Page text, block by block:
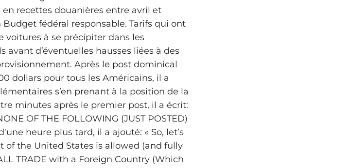
en recettes douanières entre avril et
fédéral responsable. Tarifs qui ont
à se précipiter dans les
d’éventuelles hausses liées à des
Après le post dominical
dollars pour tous les Américains, il a
s’en prenant à la position de la
minutes après le premier post, il a écrit:
OF THE FOLLOWING (JUST POSTED)
heure plus tard, il a ajouté: « So, let’s
of the United States is allowed (and fully
TRADE with a Foreign Country (Which